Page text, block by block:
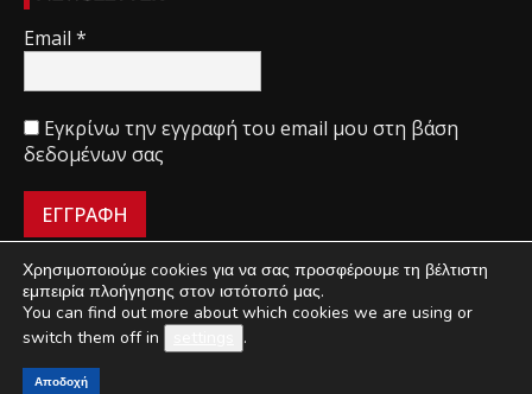
Email *
Εγκρίνω την εγγραφή του email μου στη βάση
δεδομένων σας
ΠΟΙΟΙ ΕΙΜΑΣΤΕ ΟΡΟΙ ΧΡΗΣΗΣ
ΔΙΑΧΕΙΡΙΣΗ ΑΠΟΡΡΗΤΟΥ
ΔΙΑΦΗΜΙΣΗ
©
Χρησιμοποιούμε cookies για να σας προσφέρουμε τη βέλτιστη
εμπειρία πλοήγησης στον ιστότοπό μας.
You can find out more about which cookies we are using or
switch them off in
.
Αποδοχή